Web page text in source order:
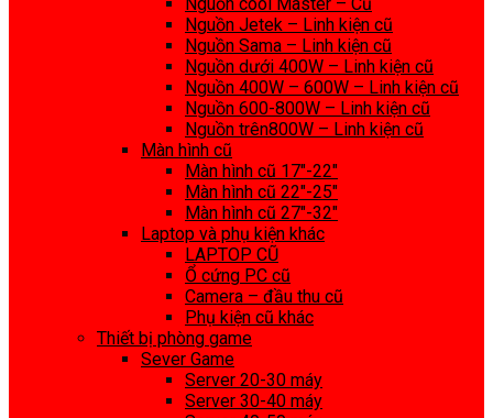
Nguồn Jetek – Linh kiện cũ
Nguồn Sama – Linh kiện cũ
Nguồn dưới 400W – Linh kiện cũ
Nguồn 400W – 600W – Linh kiện cũ
Nguồn 600-800W – Linh kiện cũ
Nguồn trên800W – Linh kiện cũ
Màn hình cũ
Màn hình cũ 17″-22″
Màn hình cũ 22″-25″
Màn hình cũ 27″-32″
Laptop và phụ kiện khác
LAPTOP CŨ
Ổ cứng PC cũ
Camera – đầu thu cũ
Phụ kiện cũ khác
Thiết bị phòng game
Sever Game
Server 20-30 máy
Server 30-40 máy